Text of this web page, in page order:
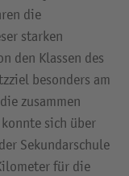
die
starken
den Klassen des
besonders am
zusammen
sich über
Sekundarschule
für die